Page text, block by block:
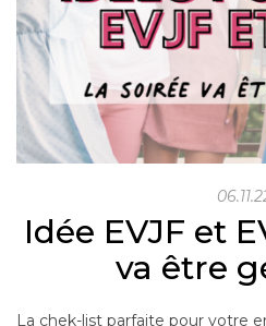
Idée EVJF et
va être
La chek-list parfaite pour votre